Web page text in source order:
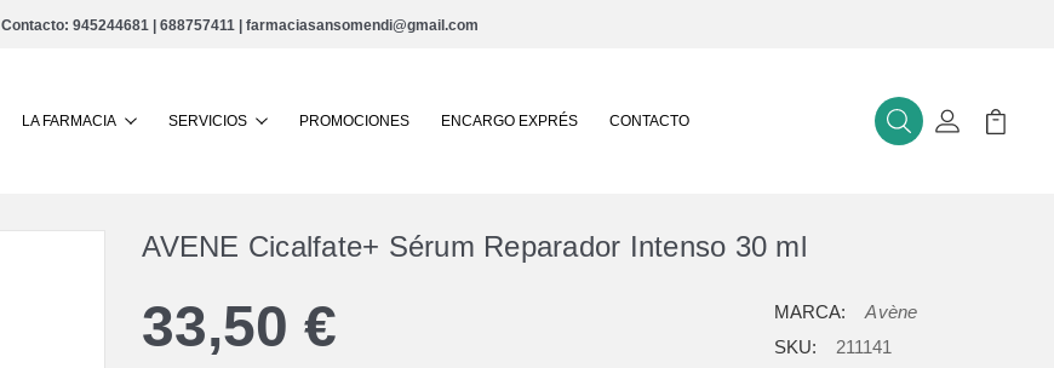
Contacto: 945244681 | 688757411 | farmaciasansomendi@gmail.com
LA FARMACIA SERVICIOS PROMOCIONES ENCARGO EXPRÉS CONTACTO BuscarMi Cuenta
Mi
AVENE Cicalfate+ Sérum Reparador Intenso 30 ml
33,50 € MARCA:
Avène
SKU:
211141